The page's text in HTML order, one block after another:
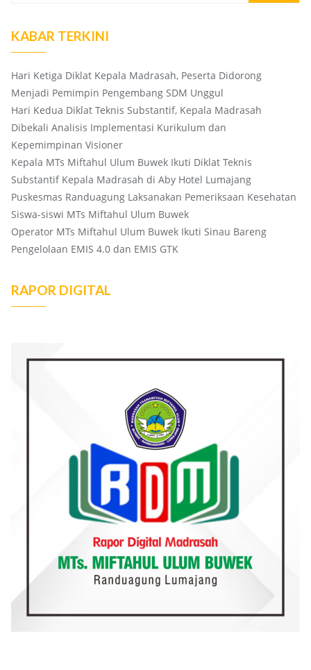
KABAR TERKINI
Hari Ketiga Diklat Kepala Madrasah, Peserta Didorong
Menjadi Pemimpin Pengembang SDM Unggul
Hari Kedua Diklat Teknis Substantif, Kepala Madrasah
Dibekali Analisis Implementasi Kurikulum dan
Kepemimpinan Visioner
Kepala MTs Miftahul Ulum Buwek Ikuti Diklat Teknis
Substantif Kepala Madrasah di Aby Hotel Lumajang
Puskesmas Randuagung Laksanakan Pemeriksaan Kesehatan
Siswa-siswi MTs Miftahul Ulum Buwek
Operator MTs Miftahul Ulum Buwek Ikuti Sinau Bareng
Pengelolaan EMIS 4.0 dan EMIS GTK
RAPOR DIGITAL